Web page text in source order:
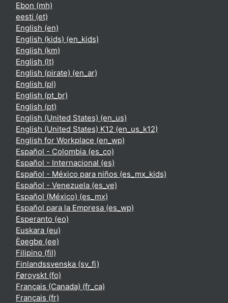
Ebon ‎(mh)‎
eesti ‎(et)‎
English ‎(en)‎
English (kids) ‎(en_kids)‎
English ‎(km)‎
English ‎(lt)‎
English (pirate) ‎(en_ar)‎
English ‎(pl)‎
English ‎(pt_br)‎
English ‎(pt)‎
English (United States) ‎(en_us)‎
English (United States) K12 ‎(en_us_k12)‎
English for Workplace ‎(en_wp)‎
Español - Colombia ‎(es_co)‎
Español - Internacional ‎(es)‎
Español - México para niños ‎(es_mx_kids)‎
Español - Venezuela ‎(es_ve)‎
Español (México) ‎(es_mx)‎
Español para la Empresa ‎(es_wp)‎
Esperanto ‎(eo)‎
Euskara ‎(eu)‎
Èʋegbe ‎(ee)‎
Filipino ‎(fil)‎
Finlandssvenska ‎(sv_fi)‎
Føroyskt ‎(fo)‎
Français (Canada) ‎(fr_ca)‎
Français ‎(fr)‎